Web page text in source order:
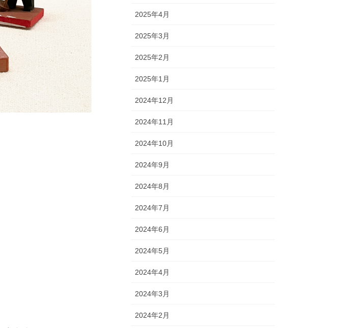
2025年4月
2025年3月
2025年2月
2025年1月
2024年12月
2024年11月
2024年10月
2024年9月
2024年8月
2024年7月
2024年6月
2024年5月
2024年4月
2024年3月
2024年2月